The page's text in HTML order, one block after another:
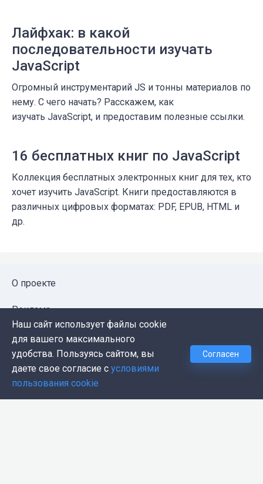
Лайфхак: в какой
последовательности изучать
JavaScript
Огромный инструментарий JS и тонны материалов по
нему. С чего начать? Расскажем, как
изучать JavaScript, и предоставим полезные ссылки.
16 бесплатных книг по JavaScript
Коллекция бесплатных электронных книг для тех, кто
хочет изучить JavaScript. Книги предоставляются в
различных цифровых форматах: PDF, EPUB, HTML и
др.
О проекте
Реклама
Публичная оферта
Политика конфиденциальности
Контакты
Наш сайт использует файлы cookie
для вашего максимального
удобства. Пользуясь сайтом, вы
даете свое согласие с условиями
пользования cookie
Согласен